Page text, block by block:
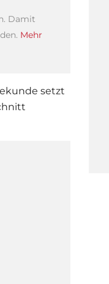
Damit
Mehr
setzt